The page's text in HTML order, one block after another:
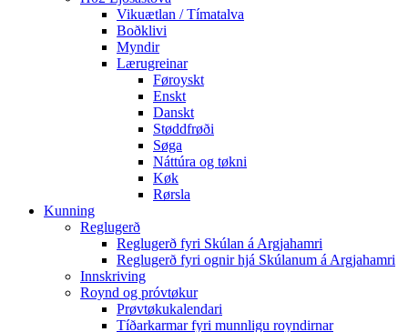
Vikuætlan / Tímatalva
Boðklivi
Myndir
Lærugreinar
Føroyskt
Enskt
Danskt
Støddfrøði
Søga
Náttúra og tøkni
Køk
Rørsla
Kunning
Reglugerð
Reglugerð fyri Skúlan á Argjahamri
Reglugerð fyri ognir hjá Skúlanum á Argjahamri
Innskriving
Roynd og próvtøkur
Prøvtøkukalendari
Tíðarkarmar fyri munnligu royndirnar